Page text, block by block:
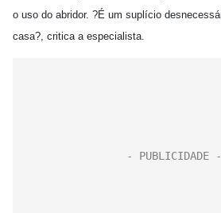
o uso do abridor. ?É um suplício
casa?, critica a especialista.